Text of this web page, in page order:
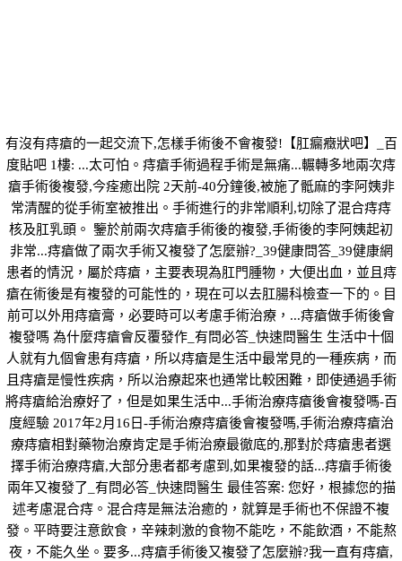
有沒有痔瘡的一起交流下,怎樣手術後不會複發!【肛瘺癥狀吧】_百
度貼吧 1樓: ...太可怕。痔瘡手術過程手術是無痛...輾轉多地兩次痔
瘡手術後複發,今痊癒出院 2天前-40分鐘後,被施了骶麻的李阿姨非
常清醒的從手術室被推出。手術進行的非常順利,切除了混合痔痔
核及肛乳頭。 鑒於前兩次痔瘡手術後的複發,手術後的李阿姨起初
非常...痔瘡做了兩次手術又複發了怎麼辦?_39健康問答_39健康網
患者的情況，屬於痔瘡，主要表現為肛門腫物，大便出血，並且痔
瘡在術後是有複發的可能性的，現在可以去肛腸科檢查一下的。目
前可以外用痔瘡膏，必要時可以考慮手術治療，...痔瘡做手術後會
複發嗎 為什麼痔瘡會反覆發作_有問必答_快速問醫生 生活中十個
人就有九個會患有痔瘡，所以痔瘡是生活中最常見的一種疾病，而
且痔瘡是慢性疾病，所以治療起來也通常比較困難，即使通過手術
將痔瘡給治療好了，但是如果生活中...手術治療痔瘡後會複發嗎-百
度經驗 2017年2月16日-手術治療痔瘡後會複發嗎,手術治療痔瘡治
療痔瘡相對藥物治療肯定是手術治療最徹底的,那對於痔瘡患者選
擇手術治療痔瘡,大部分患者都考慮到,如果複發的話...痔瘡手術後
兩年又複發了_有問必答_快速問醫生 最佳答案: 您好，根據您的描
述考慮混合痔。混合痔是無法治癒的，就算是手術也不保證不複
發。平時要注意飲食，辛辣刺激的食物不能吃，不能飲酒，不能熬
夜，不能久坐。要多...痔瘡手術後又複發了怎麼辦?我一直有痔瘡,